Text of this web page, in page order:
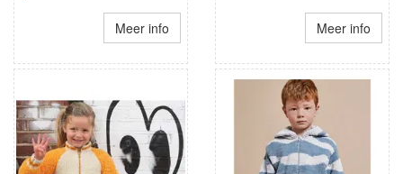
Meer info Meer info